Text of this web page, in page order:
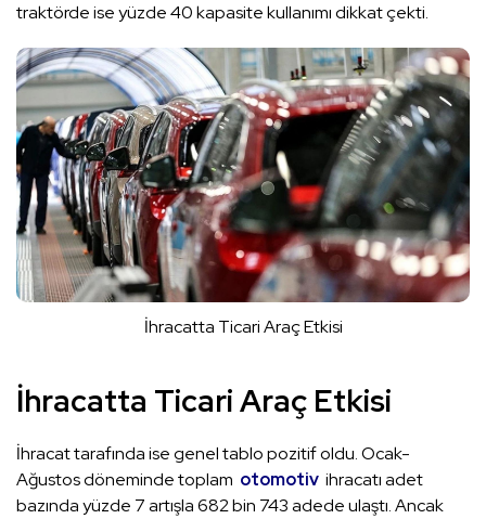
traktörde ise yüzde 40 kapasite kullanımı dikkat çekti.
İhracatta Ticari Araç Etkisi
İhracatta Ticari Araç Etkisi
İhracat tarafında ise genel tablo pozitif oldu. Ocak-
Ağustos döneminde toplam otomotiv ihracatı adet
bazında yüzde 7 artışla 682 bin 743 adede ulaştı. Ancak